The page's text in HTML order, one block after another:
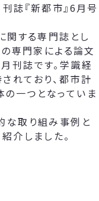
誌『新都市』6月号
関する専門誌とし
専門家による論文
刊誌です。学識経
れており、都市計
一つとなっていま
な取り組み事例と
介しました。